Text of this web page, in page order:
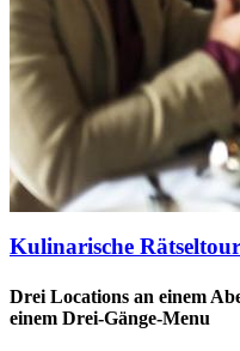
Kulinarische
Drei Locations an einem
einem Drei-Gänge-Menu